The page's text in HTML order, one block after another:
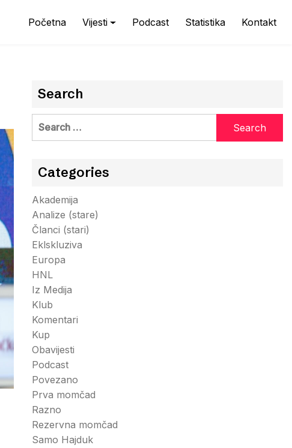
Početna Vijesti Podcast Statistika Kontakt
Search
Search
Categories
Akademija
Analize (stare)
Članci (stari)
Eklskluziva
Europa
HNL
Iz Medija
Klub
Komentari
Kup
Obavijesti
Podcast
Povezano
Prva momčad
Razno
Rezervna momčad
Samo Hajduk